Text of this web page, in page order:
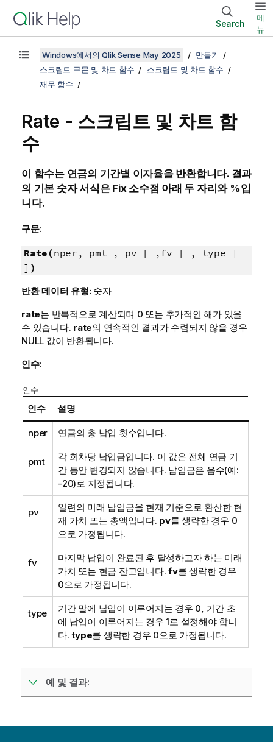
Search
메
뉴
Windows에서의 Qlik Sense May 2025
만들기
스크립트 구문 및 차트 함수
스크립트 및 차트 함수
재무 함수
Rate - 스크립트 및 차트 함
수
이 함수는 연금의 기간별 이자율을 반환합니다. 결과
의 기본 숫자 서식은 Fix소수점 아래 두 자리와 %입
니다.
구문:
Rate(nper, pmt , pv [ ,fv [ , type ]
] )
반환 데이터 유형: 숫자
rate는 반복적으로 계산되며 0 또는 추가적인 해가 있을
수 있습니다. rate의 연속적인 결과가 수렴되지 않을 경우
NULL 값이 반환됩니다.
인수:
인수
인수 설명
nper 연금의 총 납입 횟수입니다.
pmt
각 회차당 납입금입니다. 이 값은 전체 연금 기
간 동안 변경되지 않습니다. 납입금은 음수(예:
-20)로 지정됩니다.
pv
일련의 미래 납입금을 현재 기준으로 환산한 현
재 가치 또는 총액입니다. pv를 생략한 경우 0
으로 가정됩니다.
fv
마지막 납입이 완료된 후 달성하고자 하는 미래
가치 또는 현금 잔고입니다. fv를 생략한 경우
0으로 가정됩니다.
type
기간 말에 납입이 이루어지는 경우 0, 기간 초
에 납입이 이루어지는 경우 1로 설정해야 합니
다.type를 생략한 경우 0으로 가정됩니다.
예 및 결과: